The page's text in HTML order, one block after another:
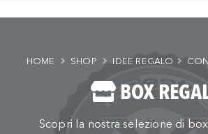
BOX
Scopri la nostra selezione di
HOME SHOP IDEE REGALO